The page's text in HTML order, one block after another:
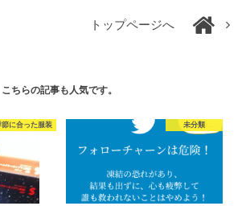
トップページへ
こちらの記事も人気です。
節に合った服装 未分類